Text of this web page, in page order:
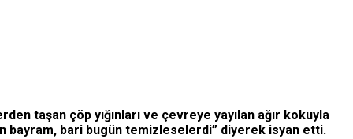
taşan çöp yığınları ve çevreye yayılan ağır kokuyla
bayram, bari bugün temizleselerdi” diyerek isyan etti.